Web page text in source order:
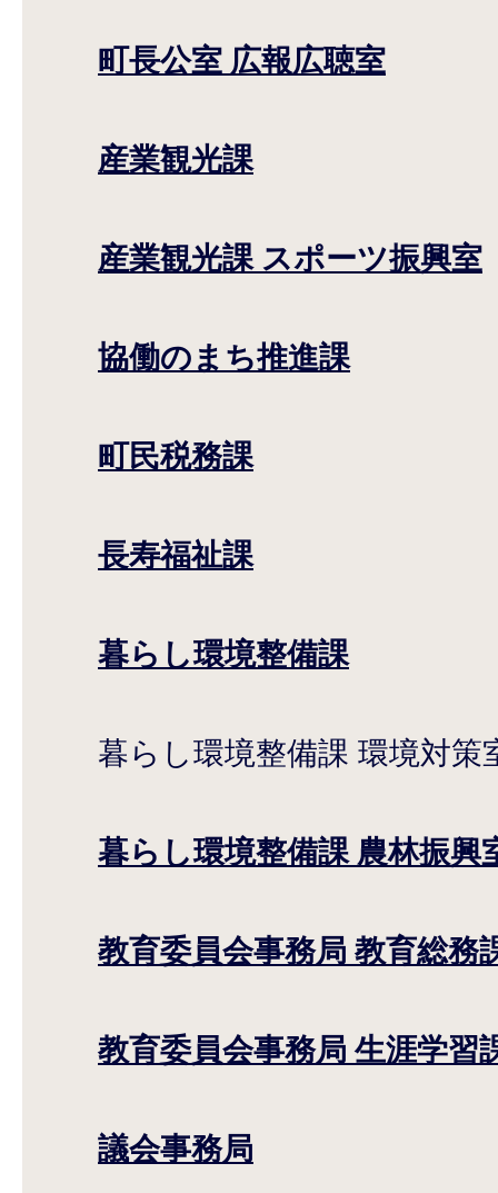
町長公室 広報広聴室
産業観光課
産業観光課 スポーツ振興室
協働のまち推進課
町民税務課
長寿福祉課
暮らし環境整備課
暮らし環境整備課 環境対策
暮らし環境整備課 農林振興
教育委員会事務局 教育総務
教育委員会事務局 生涯学習
議会事務局